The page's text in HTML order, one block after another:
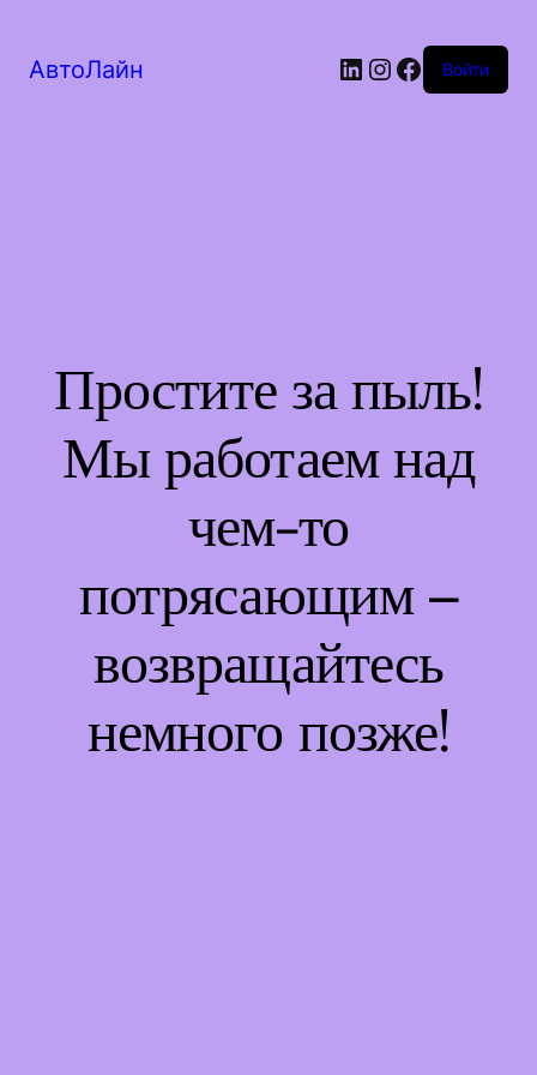
АвтоЛайн LinkedIn
Instagram
Facebook
Войти
Простите за пыль!
Мы работаем над
чем-то
потрясающим –
возвращайтесь
немного позже!